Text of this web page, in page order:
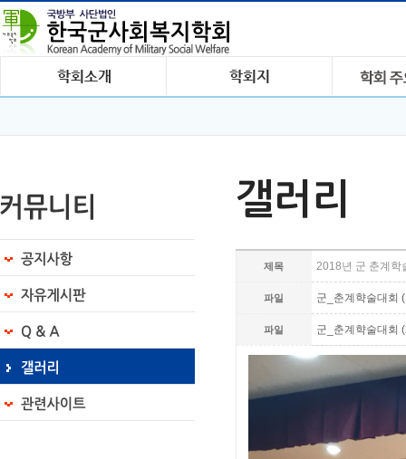
갤러리
제목 2018년 군 춘계학
파일 군_춘계햑술대회
파일 군_춘계햑술대회